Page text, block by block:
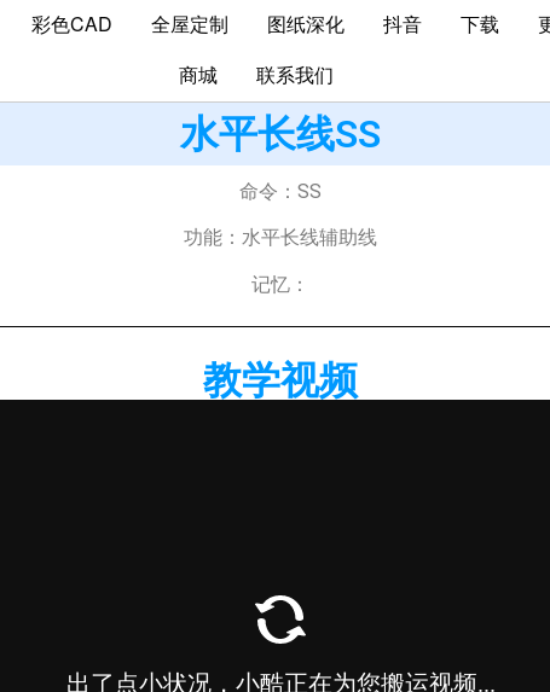
彩色CAD 全屋定制 图纸深化 抖音 下载
商城
联系我们
水平长线SS
命令：SS
功能：水平长线辅助线
记忆：
教学视频